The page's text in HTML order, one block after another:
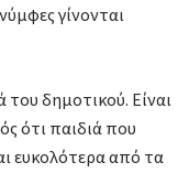
γίνονται
δημοτικού. Είναι
ότι παιδιά που
ευκολότερα από τα